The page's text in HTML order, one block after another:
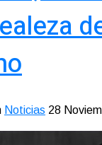
Noticias 28